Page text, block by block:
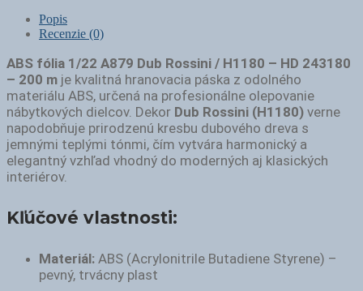
Popis
Recenzie (0)
ABS fólia 1/22 A879 Dub Rossini / H1180 – HD 243180
– 200 m je kvalitná hranovacia páska z odolného
materiálu ABS, určená na profesionálne olepovanie
nábytkových dielcov. Dekor Dub Rossini (H1180) verne
napodobňuje prirodzenú kresbu dubového dreva s
jemnými teplými tónmi, čím vytvára harmonický a
elegantný vzhľad vhodný do moderných aj klasických
interiérov.
Kľúčové vlastnosti:
Materiál: ABS (Acrylonitrile Butadiene Styrene) –
pevný, trvácny plast